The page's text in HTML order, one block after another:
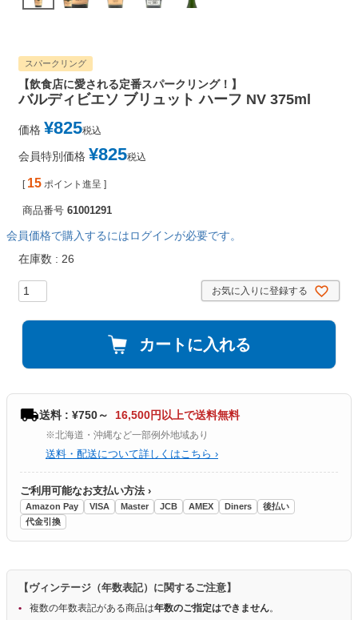
スパークリング
【飲食店に愛される定番スパークリング！】
バルディビエソ ブリュット ハーフ NV 375ml
価格 ¥825税込
会員特別価格 ¥825税込
[ 15 ポイント進呈 ]
商品番号 61001291
会員価格で購入するにはログインが必要です。
在庫数
26
お気に入りに登録する
カートに入れる
送料 : ¥750～ 16,500円以上で送料無料
※北海道・沖縄など一部例外地域あり
送料・配送について詳しくはこちら ›
ご利用可能なお支払い方法 ›
Amazon Pay VISA Master JCB AMEX Diners
後払い
代金引換
【ヴィンテージ（年数表記）に関するご注意】
複数の年数表記がある商品は年数のご指定はできません。